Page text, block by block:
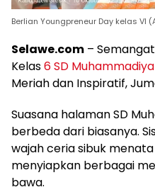
Berlian Youngpreneur Day kelas VI
Selawe.com –
Kelas6 SD
Meriah dan Inspiratif,
Suasana halaman SD
berbeda dari biasanya.
wajah ceria sibuk
menyiapkan berbagai
bawa.